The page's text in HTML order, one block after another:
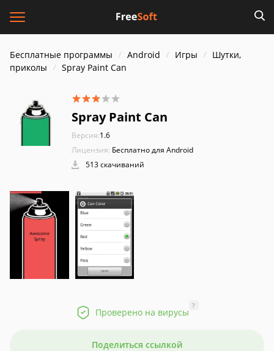
Бесплатные программы Android Игры
Шутки,
приколы
Spray Paint Can
Spray Paint Can
Версия:1.6
Лицензия: Бесплатно для Android
513 скачиваний
Проверено на вирусы
?
Поделиться ссылкой